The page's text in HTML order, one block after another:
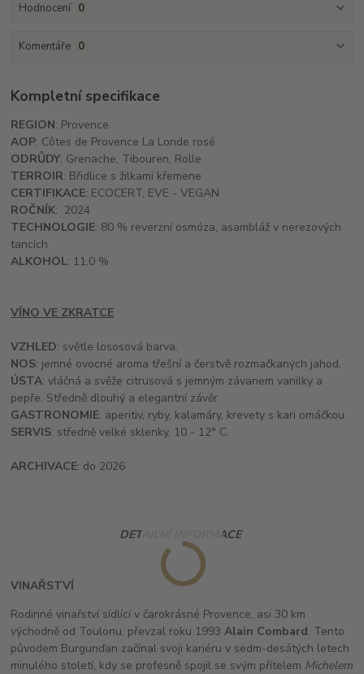
Hodnocení 0
Komentáře 0
Kompletní specifikace
REGION: Provence
AOP: Côtes de Provence La Londe rosé
ODRŮDY: Grenache, Tibouren, Rolle
TERROIR: Břidlice s žilkami křemene
CERTIFIKACE: ECOCERT, EVE - VEGAN
ROČNÍK: 2024
TECHNOLOGIE: 80 % reverzní osmóza, asambláž v nerezových
tancích
ALKOHOL: 11,0 %
VÍNO VE ZKRATCE
VZHLED: světle lososová barva.
NOS: jemné ovocné aroma třešní a čerstvě rozmačkaných jahod.
ÚSTA: vláčná a svěže citrusová s jemným závanem vanilky a
pepře. Středně dlouhý a elegantní závěr.
GASTRONOMIE: aperitiv, ryby, kalamáry, krevety s kari omáčkou.
SERVIS: středně velké sklenky, 10 - 12° C.
ARCHIVACE: do 2026
DETAILNÍ INFORMACE
VINAŘSTVÍ
Rodinné vinařství sídlící v čarokrásné Provence, asi 30 km
východně od Toulonu, převzal roku 1993Alain Combard. Tento
původem Burgunďan začínal svoji kariéru v sedm-desátých letech
minulého století, kdy se profesně spojil se svým přítelem Michelem